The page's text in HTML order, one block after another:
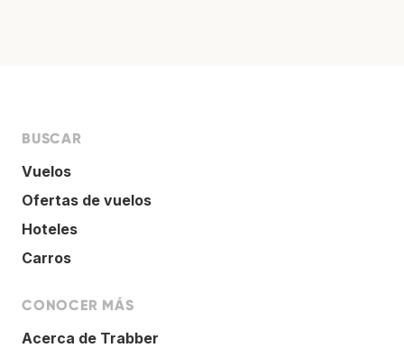
BUSCAR
Vuelos
Ofertas de vuelos
Hoteles
Carros
CONOCER MÁS
Acerca de Trabber